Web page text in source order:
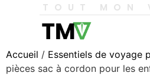
TOUT MON
Accueil / Essentiels de voyage
pièces sac à cordon pour les